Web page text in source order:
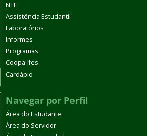
NTE
Assistência Estudantil
Laboratórios
Informes
Programas
Coopa-Ifes
Cardápio
Navegar por Perfil
Área do Estudante
Área do Servidor